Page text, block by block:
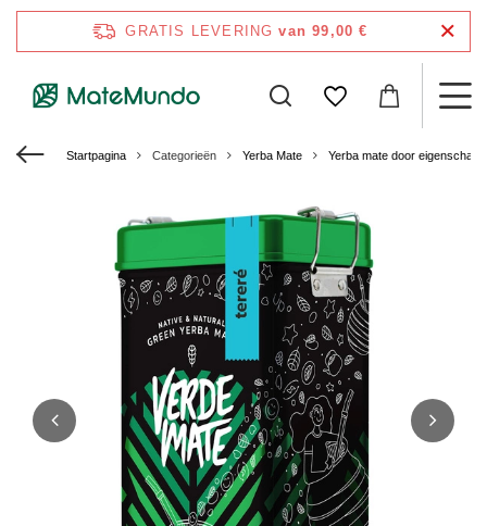
GRATIS LEVERING van 99,00 €
Startpagina Categorieën Yerba Mate Yerba mate door